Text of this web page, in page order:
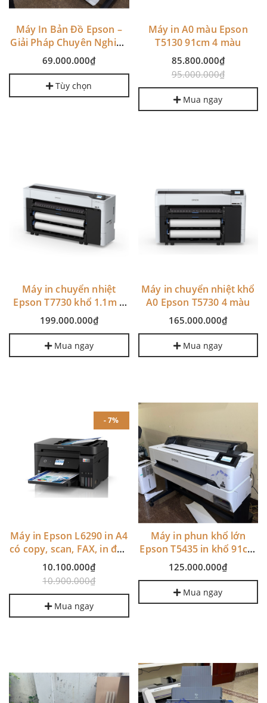
Máy In Bản Đồ Epson –
Giải Pháp Chuyên Nghiệp
Cho Ngành Địa Chính,
Thiết Kế và Xây Dựng
69.000.000₫
Tùy chọn
Máy in A0 màu Epson
T5130 91cm 4 màu
85.800.000₫
95.000.000₫
Mua ngay
Máy in chuyển nhiệt
Epson T7730 khổ 1.1m 6
màu
199.000.000₫
Mua ngay
Máy in chuyển nhiệt khổ
A0 Epson T5730 4 màu
165.000.000₫
Mua ngay
- 7%
Máy in Epson L6290 in A4
có copy, scan, FAX, in đảo
mặt, WIFI
10.100.000₫
10.900.000₫
Mua ngay
Máy in phun khổ lớn
Epson T5435 in khổ 91cm
4 màu
125.000.000₫
Mua ngay